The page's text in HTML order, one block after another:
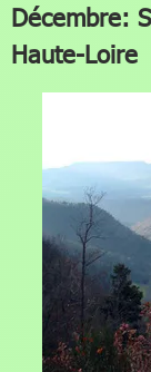
Décembre:
Haute-Loire